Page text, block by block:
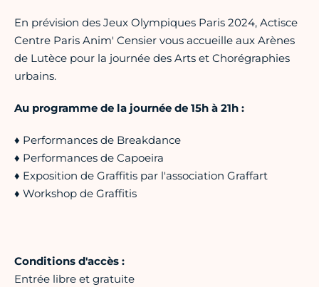
En prévision des Jeux Olympiques Paris 2024, Actisce
Centre Paris Anim' Censier vous accueille aux Arènes
de Lutèce pour la journée des Arts et Chorégraphies
urbains.
Au programme de la journée de 15h à 21h :
♦ Performances de Breakdance
♦ Performances de Capoeira
♦ Exposition de Graffitis par l'association Graffart
♦ Workshop de Graffitis
Conditions d'accès :
Entrée libre et gratuite